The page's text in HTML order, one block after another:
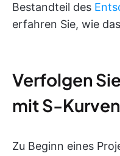
Bestandteil des
erfahren Sie, wie
Verfolgen
mit S-Kurven
Zu Beginn eines